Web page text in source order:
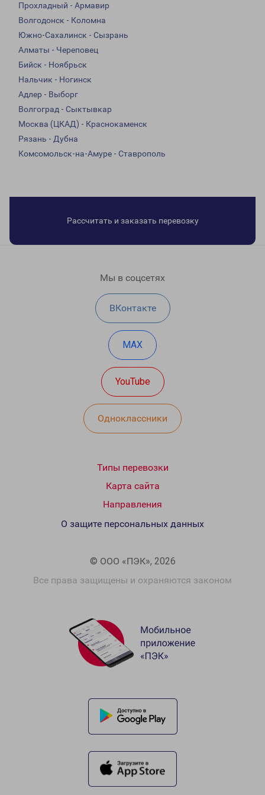
Прохладный - Армавир
Волгодонск - Коломна
Южно-Сахалинск - Сызрань
Алматы - Череповец
Бийск - Ноябрьск
Нальчик - Ногинск
Адлер - Выборг
Волгоград - Сыктывкар
Москва (ЦКАД) - Краснокаменск
Рязань - Дубна
Комсомольск-на-Амуре - Ставрополь
Рассчитать и заказать перевозку
Мы в соцсетях
ВКонтакте
MAX
YouTube
Одноклассники
Типы перевозки
Карта сайта
Направления
© ООО «ПЭК», 2026
Все права защищены и охраняются законом
О защите персональных данных